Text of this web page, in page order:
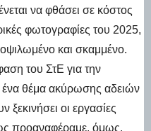
να φθάσει σε κόστος
φωτογραφίες του 2025,
και σκαμμένο.
του ΣτΕ για την
θέμα ακύρωσης αδειών
ξεκινήσει οι εργασίες
προαναφέραμε, όμως.